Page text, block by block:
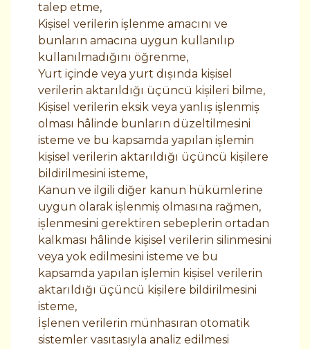
talep etme,
Kişisel verilerin işlenme amacını ve
bunların amacına uygun kullanılıp
kullanılmadığını öğrenme,
Yurt içinde veya yurt dışında kişisel
verilerin aktarıldığı üçüncü kişileri bilme,
Kişisel verilerin eksik veya yanlış işlenmiş
olması hâlinde bunların düzeltilmesini
isteme ve bu kapsamda yapılan işlemin
kişisel verilerin aktarıldığı üçüncü kişilere
bildirilmesini isteme,
Kanun ve ilgili diğer kanun hükümlerine
uygun olarak işlenmiş olmasına rağmen,
işlenmesini gerektiren sebeplerin ortadan
kalkması hâlinde kişisel verilerin silinmesini
veya yok edilmesini isteme ve bu
kapsamda yapılan işlemin kişisel verilerin
aktarıldığı üçüncü kişilere bildirilmesini
isteme,
İşlenen verilerin münhasıran otomatik
sistemler vasıtasıyla analiz edilmesi